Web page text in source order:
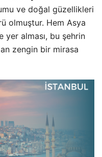
ve doğal güzellikleri
olmuştur. Hem Asya
yer alması, bu şehrin
zengin bir mirasa